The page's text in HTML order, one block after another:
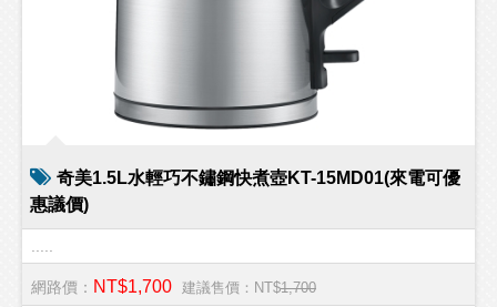
奇美1.5L水輕巧不鏽鋼快煮壺KT-15MD01(來電可優
惠議價)
網路價： NT$1,700 建議售價：NT$1,700